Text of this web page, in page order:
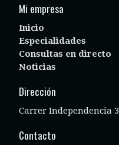
Mi empresa
Inicio
Especialidades
Consultas en directo
Noticias
Dirección
Carrer Independencia
Contacto